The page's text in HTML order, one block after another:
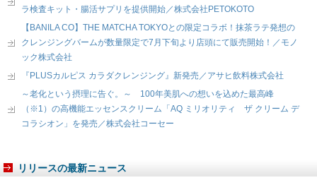
ラ検査キット・腸活サプリを提供開始／株式会社PETOKOTO
【BANILA CO】THE MATCHA TOKYOとの限定コラボ！抹茶ラテ発想の
クレンジングバームが数量限定で7月下旬より店頭にて販売開始！／モノ
ック株式会社
『PLUSカルピス カラダクレンジング』新発売／アサヒ飲料株式会社
～老化という摂理に告ぐ。～ 100年美肌への想いを込めた最高峰
（※1）の高機能エッセンスクリーム「AQ ミリオリティ ザ クリーム デ
コラシオン」を発売／株式会社コーセー
リリースの最新ニュース